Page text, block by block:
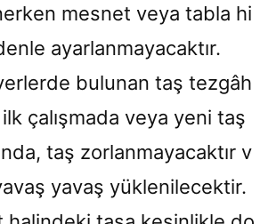
mesnet veya tabla hi
ayarlanmayacaktır.
bulunan taş tezgâh
ilk çalışmada veya yeni taş
taş zorlanmayacaktır v
yavaş yüklenilecektir.